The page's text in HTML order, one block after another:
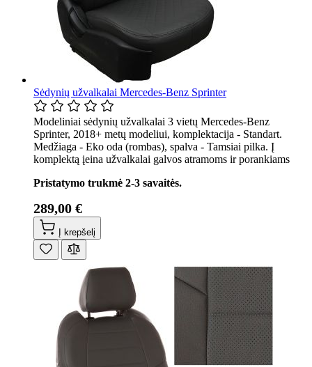
Sėdynių užvalkalai Mercedes-Benz Sprinter
Modeliniai sėdynių užvalkalai 3 vietų Mercedes-Benz
Sprinter, 2018+ metų modeliui, komplektacija - Standart.
Medžiaga - Eko oda (rombas), spalva - Tamsiai pilka. Į
komplektą įeina užvalkalai galvos atramoms ir porankiams
Pristatymo trukmė 2-3 savaitės.
289,00 €
Į krepšelį